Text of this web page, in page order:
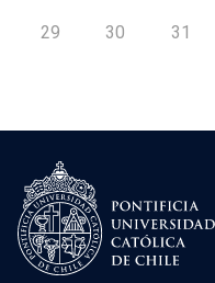
29 30 31